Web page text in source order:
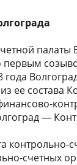
палаты
года
ее состава
—
контрольно-
счетных